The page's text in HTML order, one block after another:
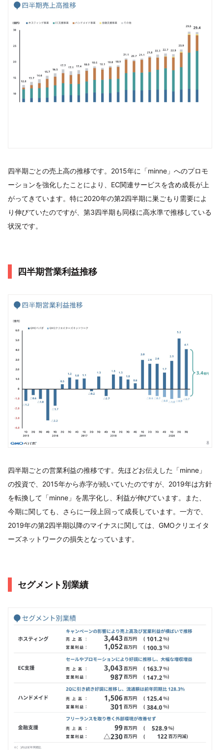
四半期ごとの売上高の推移です。2015年に「minne」へのプロモ
ーションを強化したことにより、EC関連サービスを含め成長が上
がってきています。特に2020年の第2四半期に巣ごもり需要によ
り伸びていたのですが、第3四半期も同様に高水準で推移している
状況です。
四半期営業利益推移
四半期ごとの営業利益の推移です。先ほどお伝えした「minne」
の投資で、2015年から赤字が続いていたのですが、2019年は方針
を転換して「minne」を黒字化し、利益が伸びています。また、
今期に関しても、さらに一段上回って成長しています。一方で、
2019年の第2四半期以降のマイナスに関しては、GMOクリエイタ
ーズネットワークの損失となっています。
セグメント別業績